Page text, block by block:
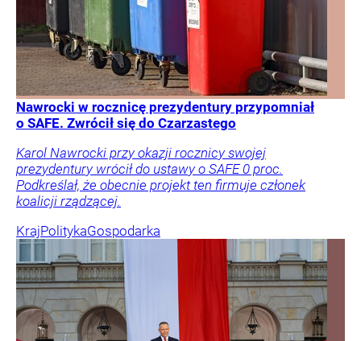
Nawrocki w rocznicę prezydentury przypomniał
o SAFE. Zwrócił się do Czarzastego
Karol Nawrocki przy okazji rocznicy swojej
prezydentury wrócił do ustawy o SAFE 0 proc.
Podkreślał, że obecnie projekt ten firmuje członek
koalicji rządzącej.
KrajPolitykaGospodarka